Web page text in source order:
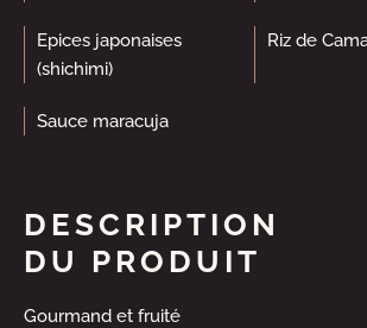
Epices japonaises
(shichimi)
Riz de
Sauce maracuja
DESCRIPTION
DU PRODUIT
Gourmand et fruité